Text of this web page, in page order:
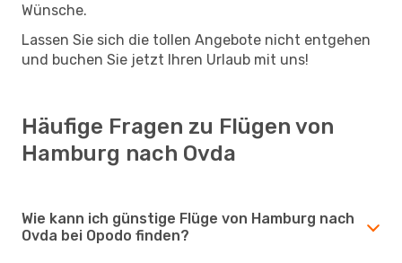
Wünsche.
Lassen Sie sich die tollen Angebote nicht entgehen
und buchen Sie jetzt Ihren Urlaub mit uns!
Häufige Fragen zu Flügen von
Hamburg nach Ovda
Wie kann ich günstige Flüge von Hamburg nach
Ovda bei Opodo finden?